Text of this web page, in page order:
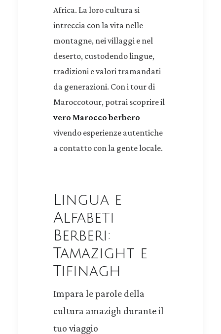
Africa. La loro cultura si
intreccia con la vita nelle
montagne, nei villaggi e nel
deserto, custodendo lingue,
tradizioni e valori tramandati
da generazioni. Con i tour di
Maroccotour, potrai scoprire il
vero Marocco berbero
vivendo esperienze autentiche
a contatto con la gente locale.
Lingua e
Alfabeti
Berberi:
Tamazight e
Tifinagh
Impara le parole della
cultura amazigh durante il
tuo viaggio